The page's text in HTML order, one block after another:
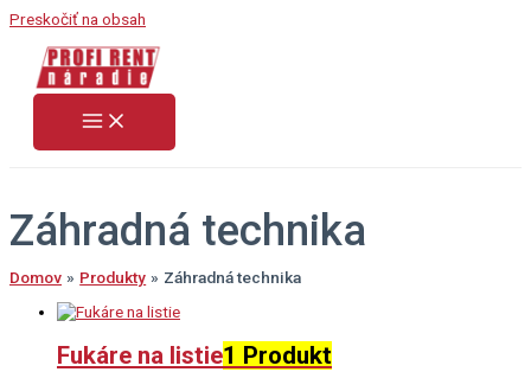
Preskočiť na obsah
Záhradná technika
Domov Produkty Záhradná technika
Fukáre na listie1 Produkt